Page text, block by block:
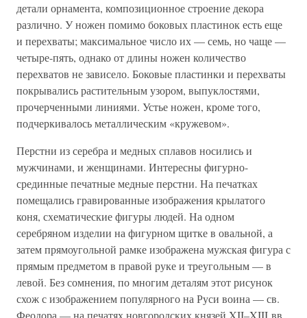
детали орнамента, композиционное строение декора
различно. У ножен помимо боковых пластинок есть еще
и перехваты; максимальное число их — семь, но чаще —
четыре-пять, однако от длины ножен количество
перехватов не зависело. Боковые пластинки и перехваты
покрывались растительным узором, выпуклостями,
прочерченными линиями. Устье ножен, кроме того,
подчеркивалось металлическим «кружевом».
Перстни из серебра и медных сплавов носились и
мужчинами, и женщинами. Интересны фигурно-
срединные печатные медные перстни. На печатках
помещались гравированные изображения крылатого
коня, схематические фигуры людей. На одном
серебряном изделии на фигурном щитке в овальной, а
затем прямоугольной рамке изображена мужская фигура с
прямым предметом в правой руке и треугольным — в
левой. Без сомнения, по многим деталям этот рисунок
схож с изображением популярного на Руси воина — св.
Феодора — на печатях новгородских князей XII–XIII вв.,